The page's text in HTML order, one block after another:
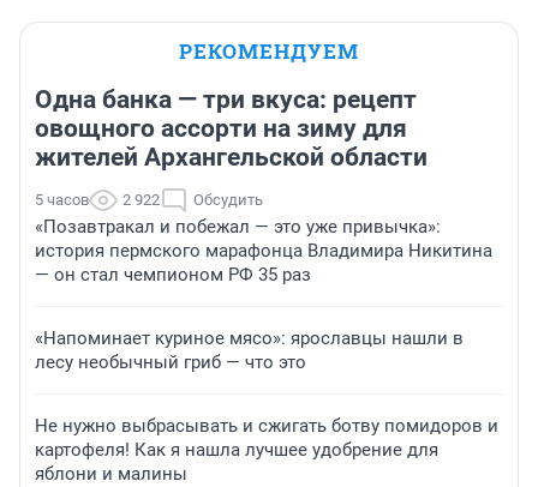
РЕКОМЕНДУЕМ
Одна банка — три вкуса: рецепт
овощного ассорти на зиму для
жителей Архангельской области
5 часов 2 922 Обсудить
«Позавтракал и побежал — это уже привычка»:
история пермского марафонца Владимира Никитина
— он стал чемпионом РФ 35 раз
«Напоминает куриное мясо»: ярославцы нашли в
лесу необычный гриб — что это
Не нужно выбрасывать и сжигать ботву помидоров и
картофеля! Как я нашла лучшее удобрение для
яблони и малины